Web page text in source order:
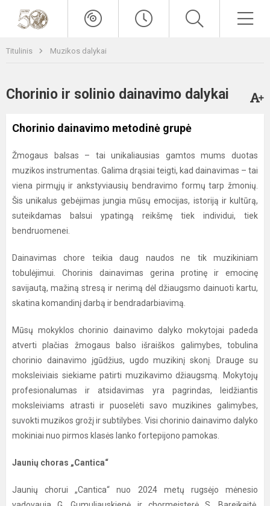
Titulinis Muzikos dalykai
Chorinio ir solinio dainavimo dalykai
Chorinio dainavimo metodinė grupė
Žmogaus balsas – tai unikaliausias gamtos mums duotas
muzikos instrumentas. Galima drąsiai teigti, kad dainavimas – tai
viena pirmųjų ir ankstyviausių bendravimo formų tarp žmonių.
Šis unikalus gebėjimas jungia mūsų emocijas, istoriją ir kultūrą,
suteikdamas balsui ypatingą reikšmę tiek individui, tiek
bendruomenei.
Dainavimas chore teikia daug naudos ne tik muzikiniam
tobulėjimui. Chorinis dainavimas gerina protinę ir emocinę
savijautą, mažiną stresą ir nerimą dėl džiaugsmo dainuoti kartu,
skatina komandinį darbą ir bendradarbiavimą.
Mūsų mokyklos chorinio dainavimo dalyko mokytojai padeda
atverti plačias žmogaus balso išraiškos galimybes, tobulina
chorinio dainavimo įgūdžius, ugdo muzikinį skonį. Drauge su
moksleiviais siekiame patirti muzikavimo džiaugsmą. Mokytojų
profesionalumas ir atsidavimas yra pagrindas, leidžiantis
moksleiviams atrasti ir puoselėti savo muzikines galimybes,
suvokti muzikos grožį ir subtilybes. Visi chorinio dainavimo dalyko
mokiniai nuo pirmos klasės lanko fortepijono pamokas.
Jaunių choras „Cantica“
Jaunių chorui „Cantica“ nuo 2024 metų rugsėjo mėnesio